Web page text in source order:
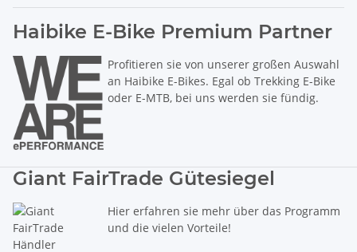
Haibike E-Bike Premium Partner
Profitieren sie von unserer großen Auswahl
an Haibike E-Bikes. Egal ob Trekking E-Bike
oder E-MTB, bei uns werden sie fündig.
Giant FairTrade Gütesiegel
Hier erfahren sie mehr über das Programm
und die vielen Vorteile!